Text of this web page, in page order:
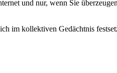
und nur, wenn Sie
im kollektiven Gedächtnis